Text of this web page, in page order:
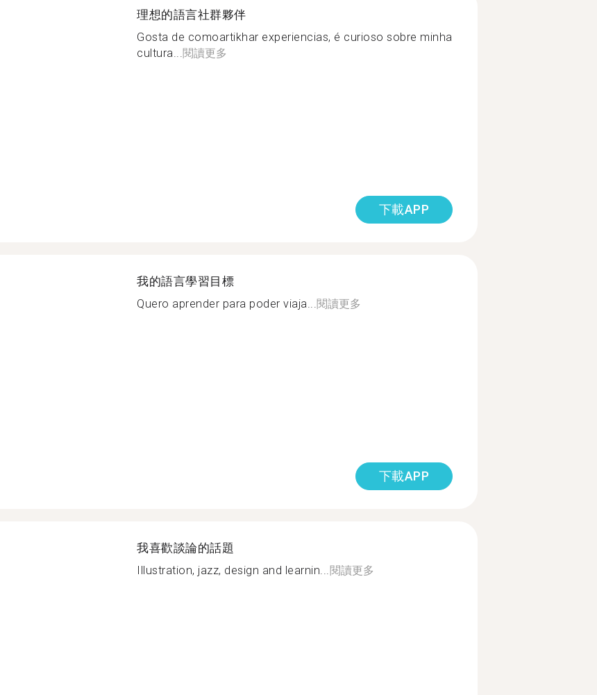
理想的語言社群夥伴
Gosta de comoartikhar experiencias, é curioso sobre minha
cultura...閱讀更多
下載APP
我的語言學習目標
Quero aprender para poder viaja...閱讀更多
下載APP
我喜歡談論的話題
Illustration, jazz, design and learnin...閱讀更多